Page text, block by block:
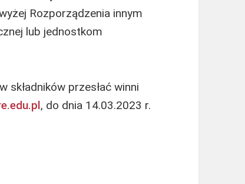
Rozporządzenia innym
lub jednostkom
składników przesłać winni
, do dnia 14.03.2023 r.